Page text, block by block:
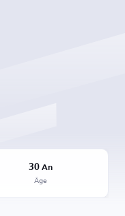
30An
Âge